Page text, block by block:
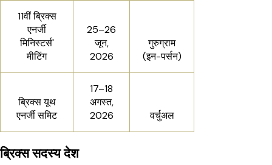
11वीं ब्रिक्स
एनर्जी
मिनिस्टर्स'
मीटिंग
25–26
जून,
2026
गुरुग्राम
(इन-पर्सन)
ब्रिक्स यूथ
एनर्जी समिट
17–18
अगस्त,
2026
वर्चुअल
ब्रिक्स सदस्य देश